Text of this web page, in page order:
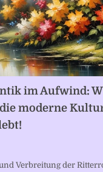
im Aufwind:
moderne
Verbreitung der